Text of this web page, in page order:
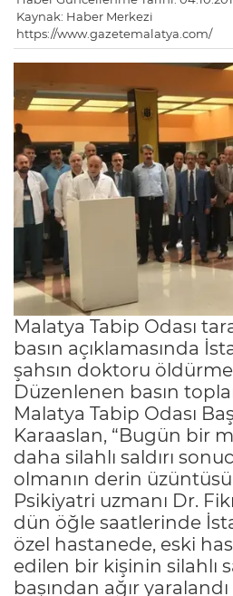
Kaynak: Haber Merkezi
https://www.gazetemalatya.com/
Malatya Tabip Odası
basın açıklamasında
şahsın doktoru
Düzenlenen basın
Malatya Tabip Odası
Karaaslan, “Bugün bir
daha silahlı saldırı
olmanın derin
Psikiyatri uzmanı Dr.
dün öğle saatlerinde
özel hastanede, eski
edilen bir kişinin silahlı
başından ağır